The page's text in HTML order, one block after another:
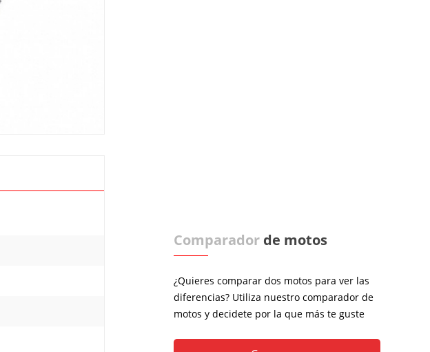
Comparador de motos
¿Quieres comparar dos motos para ver las
diferencias? Utiliza nuestro comparador de
motos y decidete por la que más te guste